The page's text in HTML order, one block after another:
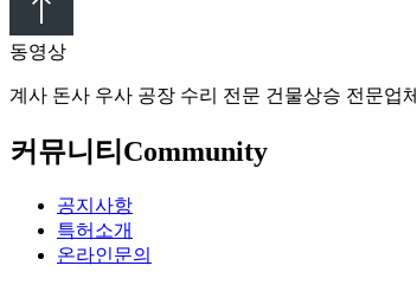
동영상
계사 돈사 우사 공장 수리 전문 건물상승 전문업체
커뮤니티 Community
공지사항
특허소개
온라인문의